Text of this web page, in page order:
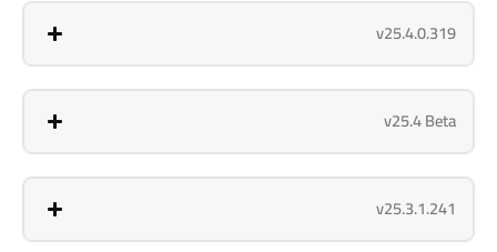
v25.4.0.319
v25.4 Beta
v25.3.1.241